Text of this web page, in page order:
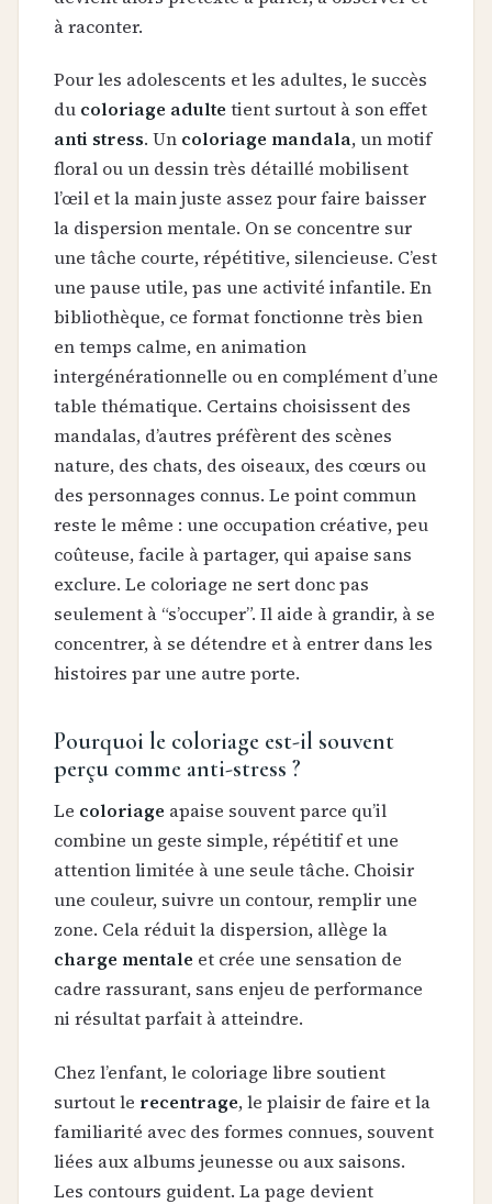
à raconter.
Pour les adolescents et les adultes, le succès
du coloriage adulte tient surtout à son effet
anti stress. Un coloriage mandala, un motif
floral ou un dessin très détaillé mobilisent
l’œil et la main juste assez pour faire baisser
la dispersion mentale. On se concentre sur
une tâche courte, répétitive, silencieuse. C’est
une pause utile, pas une activité infantile. En
bibliothèque, ce format fonctionne très bien
en temps calme, en animation
intergénérationnelle ou en complément d’une
table thématique. Certains choisissent des
mandalas, d’autres préfèrent des scènes
nature, des chats, des oiseaux, des cœurs ou
des personnages connus. Le point commun
reste le même : une occupation créative, peu
coûteuse, facile à partager, qui apaise sans
exclure. Le coloriage ne sert donc pas
seulement à “s’occuper”. Il aide à grandir, à se
concentrer, à se détendre et à entrer dans les
histoires par une autre porte.
Pourquoi le coloriage est-il souvent
perçu comme anti-stress ?
Le coloriage apaise souvent parce qu’il
combine un geste simple, répétitif et une
attention limitée à une seule tâche. Choisir
une couleur, suivre un contour, remplir une
zone. Cela réduit la dispersion, allège la
charge mentale et crée une sensation de
cadre rassurant, sans enjeu de performance
ni résultat parfait à atteindre.
Chez l’enfant, le coloriage libre soutient
surtout le recentrage, le plaisir de faire et la
familiarité avec des formes connues, souvent
liées aux albums jeunesse ou aux saisons.
Les contours guident. La page devient